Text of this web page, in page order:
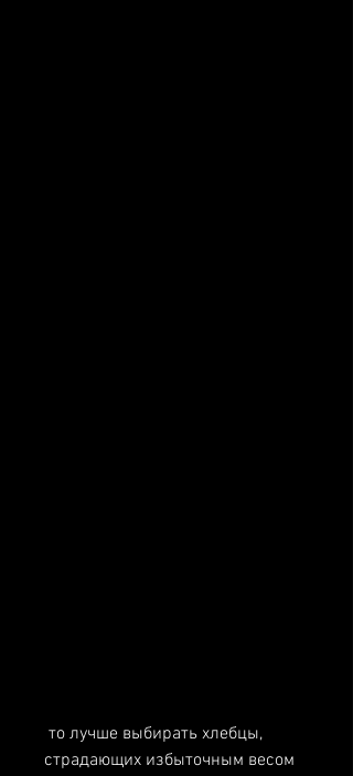
страдающих избыточным весом